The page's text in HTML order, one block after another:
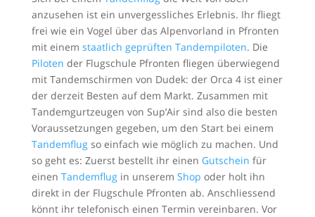
anzusehen ist ein unvergessliches Erlebnis. Ihr fliegt
frei wie ein Vogel über das Alpenvorland in Pfronten
mit einem staatlich geprüften Tandempiloten. Die
Piloten der Flugschule Pfronten fliegen überwiegend
mit Tandemschirmen von Dudek: der Orca 4 ist einer
der derzeit Besten auf dem Markt. Zusammen mit
Tandemgurtzeugen von Sup’Air sind also die besten
Voraussetzungen gegeben, um den Start bei einem
Tandemflugso einfach wie möglich zu machen. Und
so geht es: Zuerst bestellt ihr einen Gutschein für
einen Tandemflugin unserem Shop oder holt ihn
direkt in der Flugschule Pfronten ab. Anschliessend
könnt ihr telefonisch einen Termin vereinbaren. Vor